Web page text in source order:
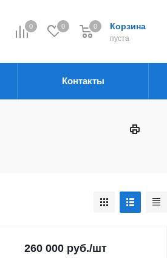
0 0 Корзина
пуста
0
Контакты
260 000 руб./шт